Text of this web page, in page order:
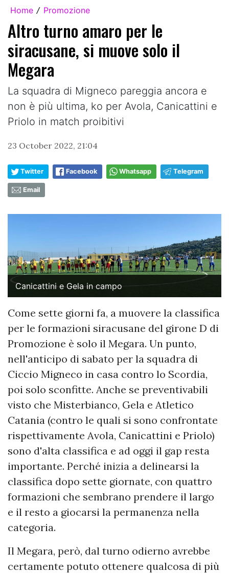
Home / Promozione
Altro turno amaro per le
siracusane, si muove solo il
Megara
La squadra di Migneco pareggia ancora e
non è più ultima, ko per Avola, Canicattini e
Priolo in match proibitivi
23 October 2022, 21:04
Twitter Facebook Whatsapp Telegram
Email
Canicattini e Gela in campo
Come sette giorni fa, a muovere la classifica
per le formazioni siracusane del girone D di
Promozione è solo il Megara. Un punto,
nell'anticipo di sabato per la squadra di
Ciccio Migneco in casa contro lo Scordia,
poi solo sconfitte. Anche se preventivabili
visto che Misterbianco, Gela e Atletico
Catania (contro le quali si sono confrontate
rispettivamente Avola, Canicattini e Priolo)
sono d'alta classifica e ad oggi il gap resta
importante. Perché inizia a delinearsi la
classifica dopo sette giornate, con quattro
formazioni che sembrano prendere il largo
e il resto a giocarsi la permanenza nella
categoria.
Il Megara, però, dal turno odierno avrebbe
certamente potuto ottenere qualcosa di più